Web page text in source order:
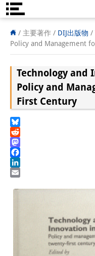
DIJ案内
研究所の概
チーム
執行部
奨学生
研修生
/ 主要著作 / DIJ出版物 /
Policy and Management
Technology and
Policy and
First Century
Bluesky
Reddit
Mastodon
Facebook
LinkedIn